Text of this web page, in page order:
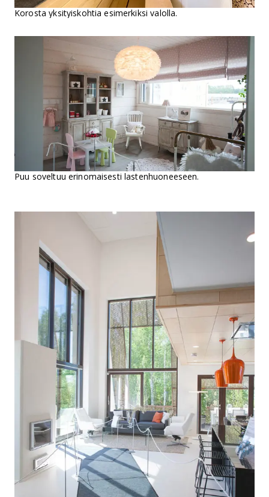
Korosta yksityiskohtia esimerkiksi valolla.
Puu soveltuu erinomaisesti lastenhuoneeseen.